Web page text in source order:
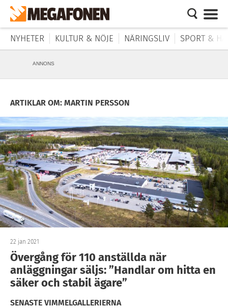
NYHETER KULTUR & NÖJE NÄRINGSLIV SPORT &
ANNONS
ARTIKLAR OM: MARTIN PERSSON
22 jan 2021
Övergång för 110 anställda när
anläggningar säljs: ”Handlar om hitta en
säker och stabil ägare”
SENASTE VIMMELGALLERIERNA